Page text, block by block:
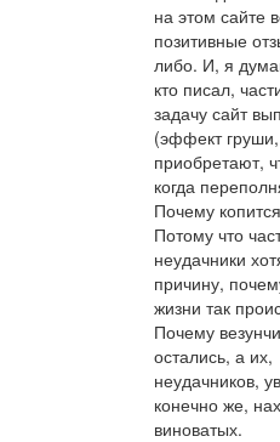
на этом сайте
позитивные
либо. И, я
кто писал,
задачу сайт
(эффект
приобретают,
когда
Почему
Потому что
неудачники
причину,
жизни так
Почему
остались, а их,
неудачников,
конечно же,
виноватых.